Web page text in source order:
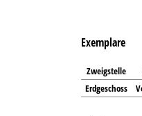
Exemplare
Zweigstelle
Erdgeschoss